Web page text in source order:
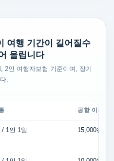
여행 기간이 길어질수
올립니다
2인 여행자보험 기준이며, 장기
.
공항 이동
/ 1인 1일 15,000원 / 1